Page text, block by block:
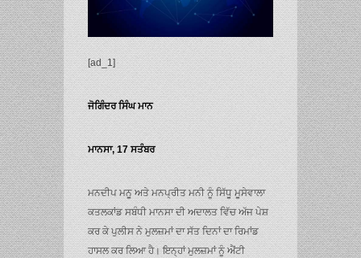
[ad_1]
ਜੋਗਿੰਦਰ ਸਿੰਘ ਮਾਨ
ਮਾਨਸਾ, 17 ਸਤੰਬਰ
ਮਨਦੀਪ ਮਨੂ ਅਤੇ ਮਨਪ੍ਰੀਤ ਮਨੀ ਨੂੰ ਸਿੱਧੂ ਮੂਸੇਵਾਲਾ
ਕਤਲਕਾਂਡ ਸਬੰਧੀ ਮਾਨਸਾ ਦੀ ਅਦਾਲਤ ਵਿੱਚ ਅੱਜ ਪੇਸ਼
ਕਰ ਕੇ ਪੁਲੀਸ ਨੇ ਮੁਲਜ਼ਮਾਂ ਦਾ ਸੱਤ ਦਿਨਾਂ ਦਾ ਰਿਮਾਂਡ
ਹਾਸਲ ਕਰ ਲਿਆ ਹੈ। ਇਨ੍ਹਾਂ ਮੁਲਜ਼ਮਾਂ ਨੂੰ ਐਂਟੀ